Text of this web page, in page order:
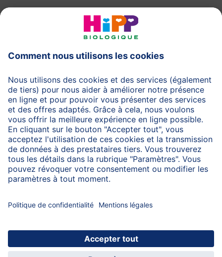
HiPP Grossesse
Protection des données
Protection d'utilisation
Mentions légales
A propos de HiPP
Contactez-nous